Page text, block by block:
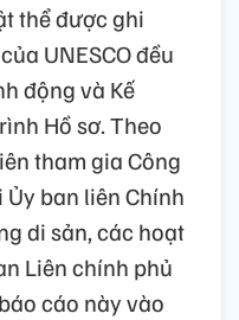
thể được ghi
UNESCO đều
động và Kế
Hồ sơ. Theo
tham gia Công
ban liên Chính
di sản, các hoạt
Liên chính phủ
cáo này vào